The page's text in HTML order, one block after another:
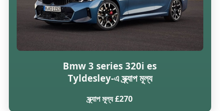
Bmw 3 series 320i es
Tyldesley-এ স্ক্র্যাপ মূল্য
স্ক্র্যাপ মূল্য £270